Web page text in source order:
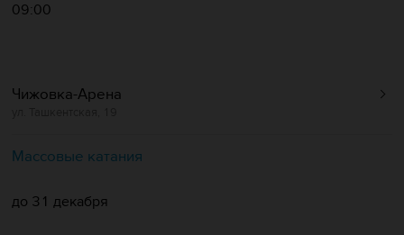
09:00
Чижовка-Арена
Массовые катания
до 31 декабря